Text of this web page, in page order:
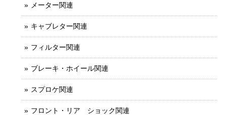
メーター関連
キャブレター関連
フィルター関連
ブレーキ・ホイール関連
スプロケ関連
フロント・リア ショック関連